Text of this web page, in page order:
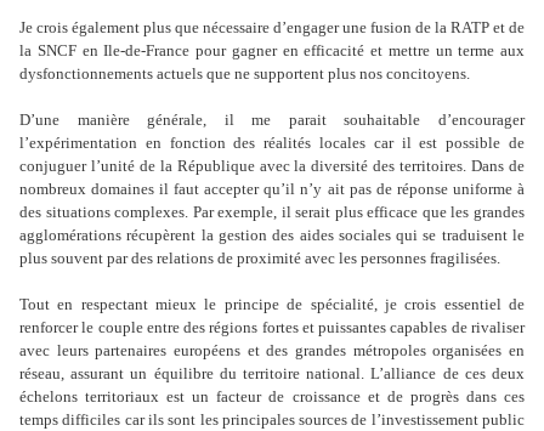
Je crois également plus que nécessaire d’engager une fusion de la RATP et de
la SNCF en Ile-de-France pour gagner en efficacité et mettre un terme aux
dysfonctionnements actuels que ne supportent plus nos concitoyens.
D’une manière générale, il me parait souhaitable d’encourager
l’expérimentation en fonction des réalités locales car il est possible de
conjuguer l’unité de la République avec la diversité des territoires. Dans de
nombreux domaines il faut accepter qu’il n’y ait pas de réponse uniforme à
des situations complexes. Par exemple, il serait plus efficace que les grandes
agglomérations récupèrent la gestion des aides sociales qui se traduisent le
plus souvent par des relations de proximité avec les personnes fragilisées.
Tout en respectant mieux le principe de spécialité, je crois essentiel de
renforcer le couple entre des régions fortes et puissantes capables de rivaliser
avec leurs partenaires européens et des grandes métropoles organisées en
réseau, assurant un équilibre du territoire national. L’alliance de ces deux
échelons territoriaux est un facteur de croissance et de progrès dans ces
temps difficiles car ils sont les principales sources de l’investissement public